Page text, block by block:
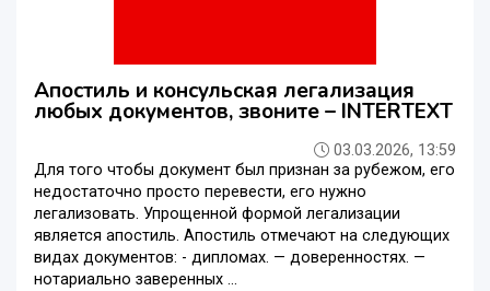
Апостиль и консульская легализация
любых документов, звоните – INTERTEXT
03.03.2026, 13:59
Для того чтобы документ был признан за рубежом, его
недостаточно просто перевести, его нужно
легализовать. Упрощенной формой легализации
является апостиль. Апостиль отмечают на следующих
видах документов: - дипломах. — доверенностях. —
нотариально заверенных ...